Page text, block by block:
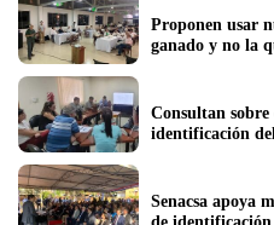
Proponen usar
ganado y no la
Consultan
identificación
Senacsa apoya